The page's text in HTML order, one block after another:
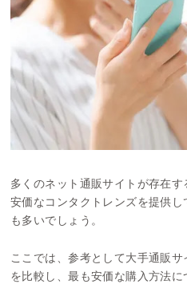
多くのネット通販サイトが存在
安価なコンタクトレンズを提供
も多いでしょう。
ここでは、参考として大手通販
を比較し、最も安価な購入方法に